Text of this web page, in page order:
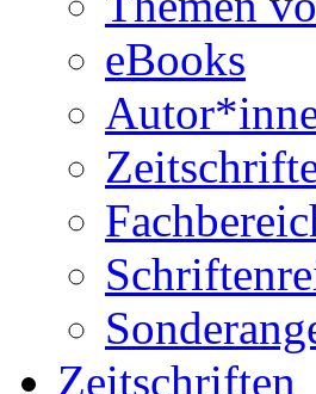
eBooks
Zeitschriften